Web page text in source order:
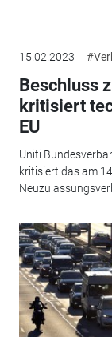
15.02.2023
Beschluss
kritisiert
EU
Uniti
kritisiert das am